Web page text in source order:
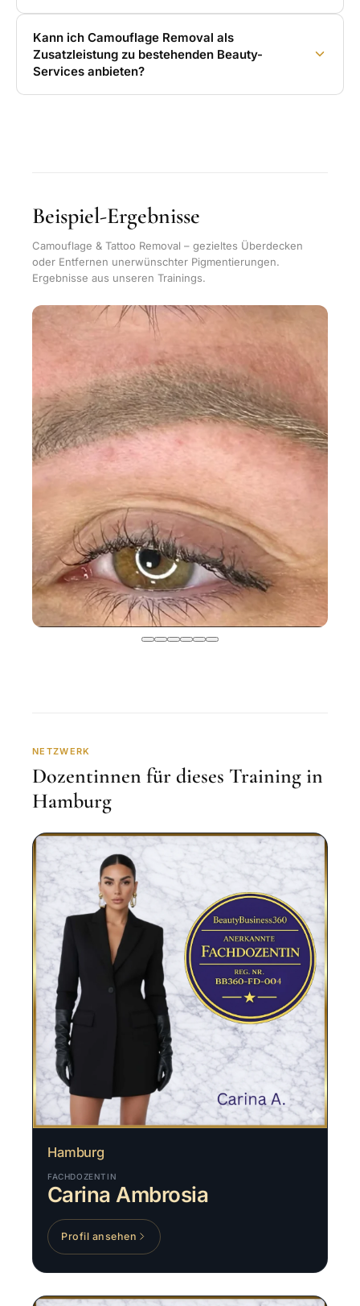
Kann ich Camouflage Removal als
Zusatzleistung zu bestehenden Beauty-
Services anbieten?
Beispiel-Ergebnisse
Camouflage & Tattoo Removal – gezieltes Überdecken
oder Entfernen unerwünschter Pigmentierungen.
Ergebnisse aus unseren Trainings.
NETZWERK
Dozentinnen für dieses Training in
Hamburg
Hamburg
FACHDOZENTIN
Carina Ambrosia
Profil ansehen